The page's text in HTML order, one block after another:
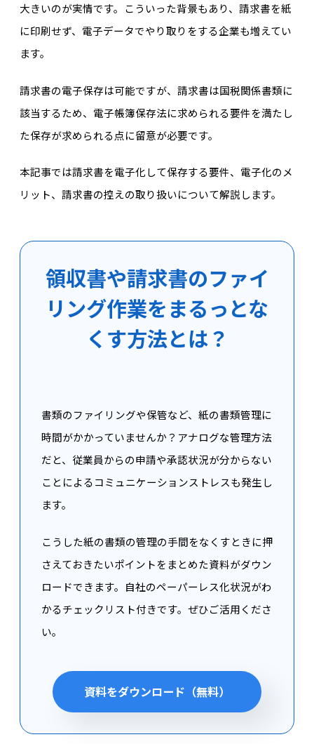
大きいのが実情です。こういった背景もあり、請求書を紙
に印刷せず、電子データでやり取りをする企業も増えてい
ます。
請求書の電子保存は可能ですが、請求書は国税関係書類に
該当するため、電子帳簿保存法に求められる要件を満たし
た保存が求められる点に留意が必要です。
本記事では請求書を電子化して保存する要件、電子化のメ
リット、請求書の控えの取り扱いについて解説します。
領収書や請求書のファイ
リング作業をまるっとな
くす方法とは？
書類のファイリングや保管など、紙の書類管理に
時間がかかっていませんか？アナログな管理方法
だと、従業員からの申請や承認状況が分からない
ことによるコミュニケーションストレスも発生し
ます。
こうした紙の書類の管理の手間をなくすときに押
さえておきたいポイントをまとめた資料がダウン
ロードできます。自社のペーパーレス化状況がわ
かるチェックリスト付きです。ぜひご活用くださ
い。
資料をダウンロード（無料）